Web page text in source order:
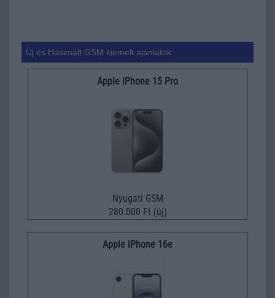
Új és Használt GSM kiemelt ajánlatok
Apple iPhone 15 Pro
Nyugati GSM
280.000 Ft (új)
Apple iPhone 16e